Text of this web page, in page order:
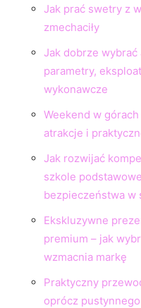
Jak prać swetry z
zmechaciły
Jak dobrze wybrać
parametry,
wykonawcze
Weekend w
atrakcje i
Jak rozwijać
szkole
bezpieczeństwa w
Ekskluzywne
premium – jak
wzmacnia markę
Praktyczny
oprócz